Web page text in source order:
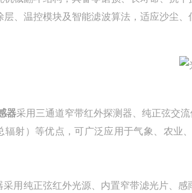
层、温控模块及智能滤波算法，适应沙尘
器采用三通道窄带红外探测器、纯正弦交
辐射）等优点，可广泛应用于气象、农业
采用纯正弦红外光源、内置窄带滤光片、